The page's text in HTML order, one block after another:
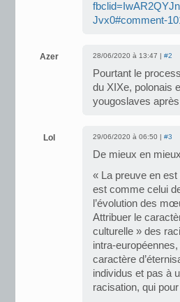
Jvx0#comment-
Azer 28/06/2020 à 13:47 | #2
Pourtant le
du XIXe, polonais
yougoslaves
Lol 29/06/2020 à 06:50 | #3
De mieux en
« La preuve en
est comme celui
l’évolution des
Attribuer le
culturelle » des
intra-
caractère
individus et pas à
racisation, qui